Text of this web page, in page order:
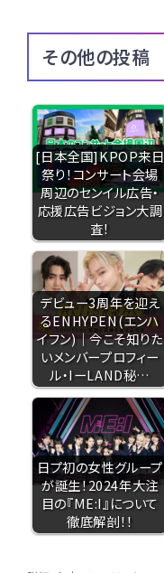
その他の投稿
[日本全国]KPOP来日
祭り！コンサート会場
周辺のセンイル広告・
応援広告ビジョン大調
査！
デビュー3周年を迎え
るENHYPEN(エンハ
イフン)｜今こそ知りた
いメンバープロフィー
ル・IーLAND秘…
日プ初の女性グループ
が誕生！2024年大注
目の『ME:I』について
徹底解剖！！